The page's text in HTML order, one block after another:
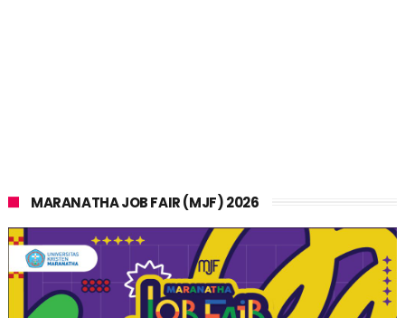
MARANATHA JOB FAIR (MJF) 2026